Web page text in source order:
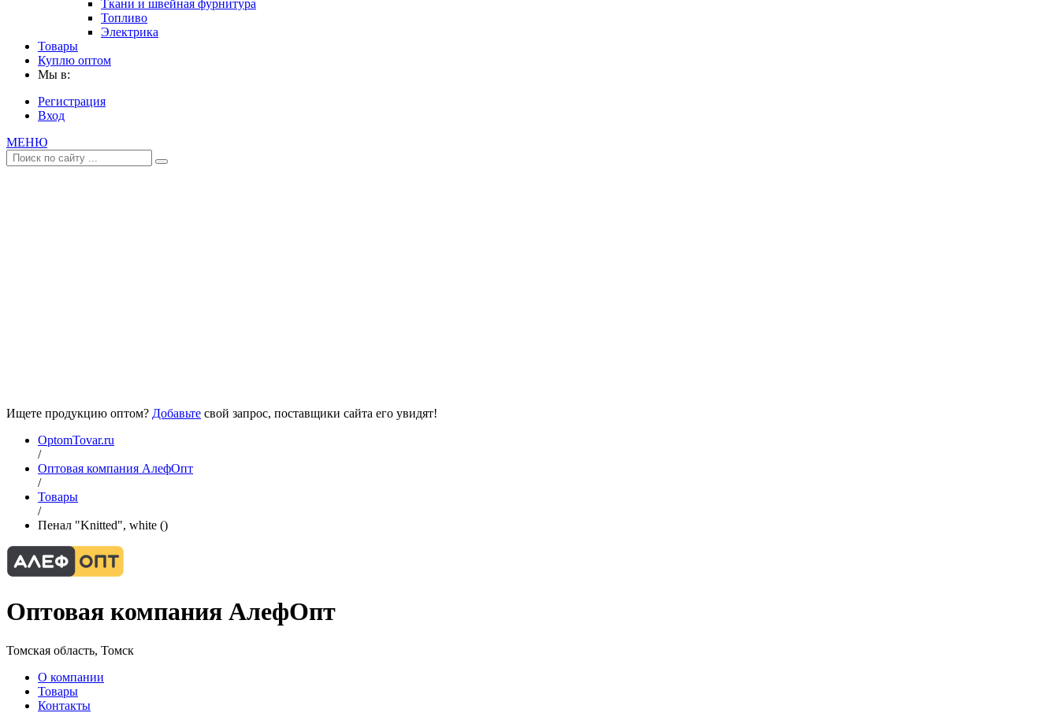
Ткани и швейная фурнитура
Топливо
Электрика
Товары
Куплю оптом
Мы в:
Регистрация
Вход
МЕНЮ
Ищете продукцию оптом? Добавьте свой запрос, поставщики сайта его увидят!
OptomTovar.ru
/
Оптовая компания АлефОпт
/
Товары
/
Пенал "Knitted", white ()
Оптовая компания АлефОпт
Томская область, Томск
О компании
Товары
Контакты